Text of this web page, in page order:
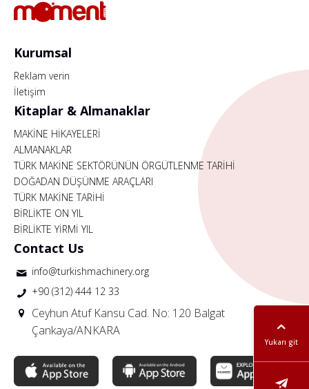
Yukarı git
Kurumsal
Reklam verin
İletişim
Kitaplar & Almanaklar
MAKİNE HİKAYELERİ
ALMANAKLAR
TÜRK MAKİNE SEKTÖRÜNÜN ÖRGÜTLENME TARİHİ
DOĞADAN DÜŞÜNME ARAÇLARI
TÜRK MAKİNE TARİHİ
BİRLİKTE ON YIL
BİRLİKTE YİRMİ YIL
Contact Us
info@turkishmachinery.org
+90 (312) 444 12 33
Ceyhun Atuf Kansu Cad. No: 120 Balgat
Çankaya/ANKARA